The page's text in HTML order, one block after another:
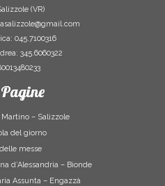
(VR)
045.7100316
345.6060322
Pagine
Martino – Salizzole
del giorno
messe
d’Alessandria – Bionde
Assunta – Engazzà